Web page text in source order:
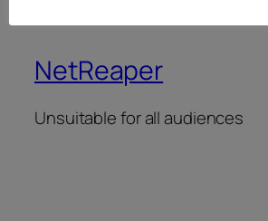
NetReaper
Unsuitable for all audiences